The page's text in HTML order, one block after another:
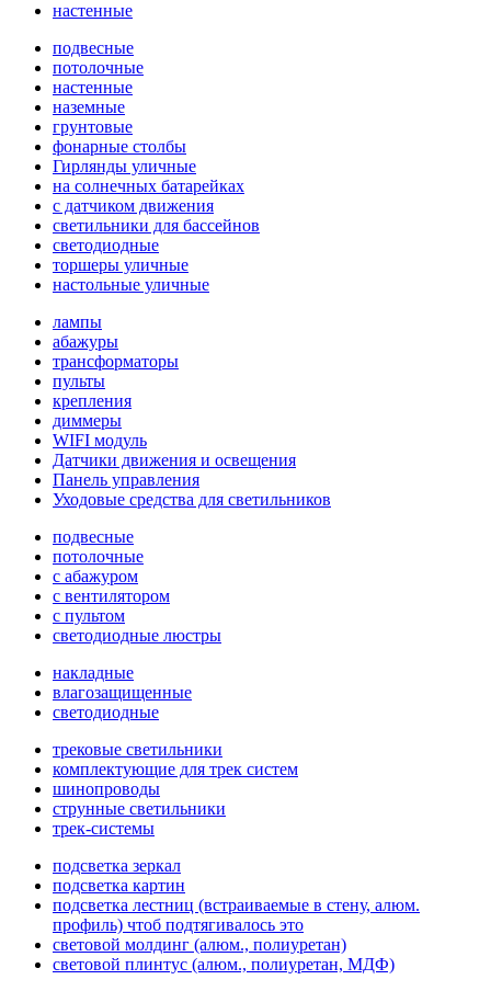
настенные
подвесные
потолочные
настенные
наземные
грунтовые
фонарные столбы
Гирлянды уличные
на солнечных батарейках
с датчиком движения
светильники для бассейнов
светодиодные
торшеры уличные
настольные уличные
лампы
абажуры
трансформаторы
пульты
крепления
диммеры
WIFI модуль
Датчики движения и освещения
Панель управления
Уходовые средства для светильников
подвесные
потолочные
с абажуром
с вентилятором
с пультом
светодиодные люстры
накладные
влагозащищенные
светодиодные
трековые светильники
комплектующие для трек систем
шинопроводы
струнные светильники
трек-системы
подсветка зеркал
подсветка картин
подсветка лестниц (встраиваемые в стену, алюм.
профиль) чтоб подтягивалось это
световой молдинг (алюм., полиуретан)
световой плинтус (алюм., полиуретан, МДФ)